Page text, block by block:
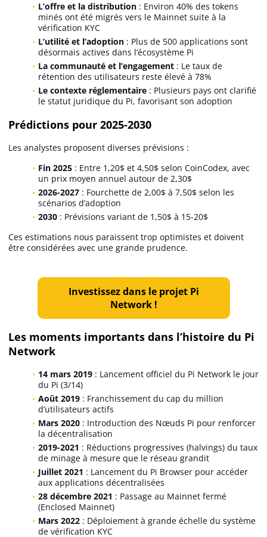
L’offre et la distribution : Environ 40% des tokens
minés ont été migrés vers le Mainnet suite à la
vérification KYC
L’utilité et l’adoption : Plus de 500 applications sont
désormais actives dans l’écosystème Pi
La communauté et l’engagement : Le taux de
rétention des utilisateurs reste élevé à 78%
Le contexte réglementaire : Plusieurs pays ont clarifié
le statut juridique du Pi, favorisant son adoption
Prédictions pour 2025-2030
Les analystes proposent diverses prévisions :
Fin 2025 : Entre 1,20$ et 4,50$ selon CoinCodex, avec
un prix moyen annuel autour de 2,30$
2026-2027 : Fourchette de 2,00$ à 7,50$ selon les
scénarios d’adoption
2030 : Prévisions variant de 1,50$ à 15-20$
Ces estimations nous paraissent trop optimistes et doivent
être considérées avec une grande prudence.
Investissez dans le projet Pi
Network !
Les moments importants dans l’histoire du Pi
Network
14 mars 2019 : Lancement officiel du Pi Network le jour
du Pi (3/14)
Août 2019 : Franchissement du cap du million
d’utilisateurs actifs
Mars 2020 : Introduction des Nœuds Pi pour renforcer
la décentralisation
2019-2021 : Réductions progressives (halvings) du taux
de minage à mesure que le réseau grandit
Juillet 2021 : Lancement du Pi Browser pour accéder
aux applications décentralisées
28 décembre 2021 : Passage au Mainnet fermé
(Enclosed Mainnet)
Mars 2022 : Déploiement à grande échelle du système
de vérification KYC